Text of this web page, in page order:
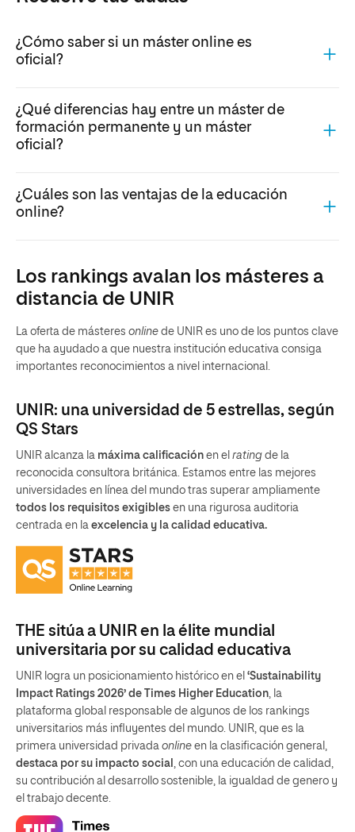
¿Cómo saber si un máster online es
oficial?
¿Qué diferencias hay entre un máster de
formación permanente y un máster
oficial?
¿Cuáles son las ventajas de la educación
online?
Los rankings avalan los másteres a
distancia de UNIR
La oferta de másteres online de UNIR es uno de los puntos clave
que ha ayudado a que nuestra institución educativa consiga
importantes reconocimientos a nivel internacional.
UNIR: una universidad de 5 estrellas, según
QS Stars
UNIR alcanza la máxima calificación en el rating de la
reconocida consultora británica. Estamos entre las mejores
universidades en línea del mundo tras superar ampliamente
todos los requisitos exigibles en una rigurosa auditoria
centrada en la excelencia y la calidad educativa.
THE sitúa a UNIR en la élite mundial
universitaria por su calidad educativa
UNIR logra un posicionamiento histórico en el ‘Sustainability
Impact Ratings 2026’ de Times Higher Education , la
plataforma global responsable de algunos de los rankings
universitarios más influyentes del mundo. UNIR, que es la
primera universidad privada online en la clasificación general,
destaca por su impacto social
, con una educación de calidad,
su contribución al desarrollo sostenible, la igualdad de genero y
el trabajo decente.